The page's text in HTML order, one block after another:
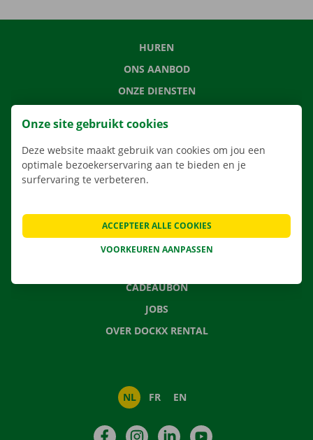
HUREN
ONS AANBOD
ONZE DIENSTEN
VERHUISOPLOSSINGEN
CONTACTEER ONS
VEELGESTELDE VRAGEN
CADEAUBON
JOBS
OVER DOCKX RENTAL
NL FR EN
FacebookInstagramLinkedIn
Onze site gebruikt cookies
Deze website maakt gebruik van cookies om jou een
optimale bezoekerservaring aan te bieden en je
surfervaring te verbeteren.
VOORKEUREN AANPASSEN
ACCEPTEER ALLE COOKIES